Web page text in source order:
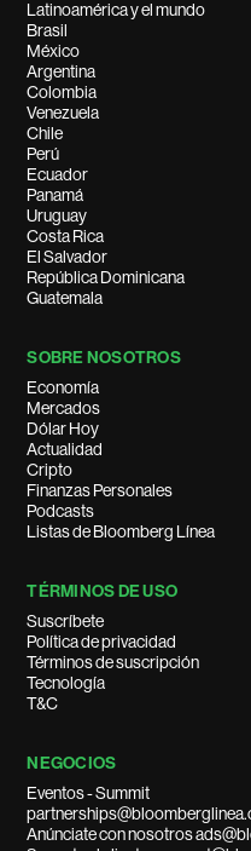
Latinoamérica y el mundo
Brasil
México
Argentina
Colombia
Venezuela
Chile
Perú
Ecuador
Panamá
Uruguay
Costa Rica
El Salvador
República Dominicana
Guatemala
SOBRE NOSOTROS
Economía
Mercados
Dólar Hoy
Actualidad
Cripto
Finanzas Personales
Podcasts
Listas de Bloomberg Línea
TÉRMINOS DE USO
Suscríbete
Política de privacidad
Términos de suscripción
Tecnología
T&C
NEGOCIOS
Eventos - Summit
Anúnciate con nosotros